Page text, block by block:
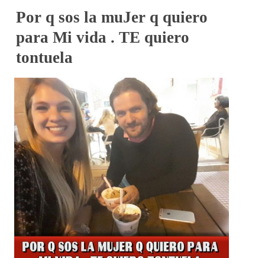
Por q sos la muJer q quiero
para Mi vida . TE quiero
tontuela